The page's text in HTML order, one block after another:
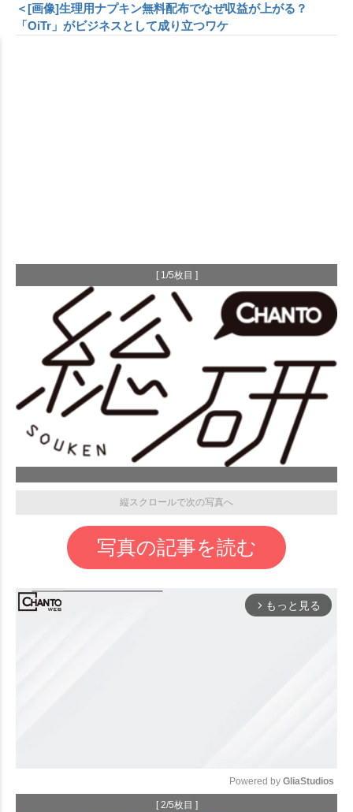
＜[画像]生理用ナプキン無料配布でなぜ収益が上がる？
「OiTr」がビジネスとして成り立つワケ
[ 1/5枚目 ]
縦スクロールで次の写真へ
写真の記事を読む
arrow_forward_ios もっと見る
Powered by GliaStudios
[ 2/5枚目 ]